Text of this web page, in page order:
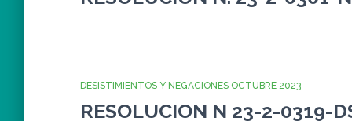
DESISTIMIENTOS Y NEGACIONES OCTUBRE 2023
RESOLUCION N 23-2-0319-